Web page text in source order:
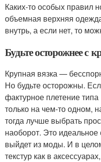
Каких-то особых правил
объемная верхняя
внутрь, а если нет, то
Будьте осторожнее с
Крупная вязка —
Но будьте осторожны.
фактурное плетение типа
только на чем-то одном,
тогда лучше выбрать
наоборот. Это идеальное
выйдет из моды. И в
текстур как в